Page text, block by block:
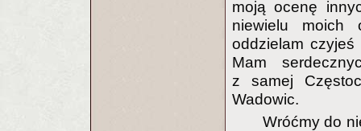
moją ocenę
niewielu moich
oddzielam czyjeś
Mam
z samej
Wadowic.
Wróćmy do